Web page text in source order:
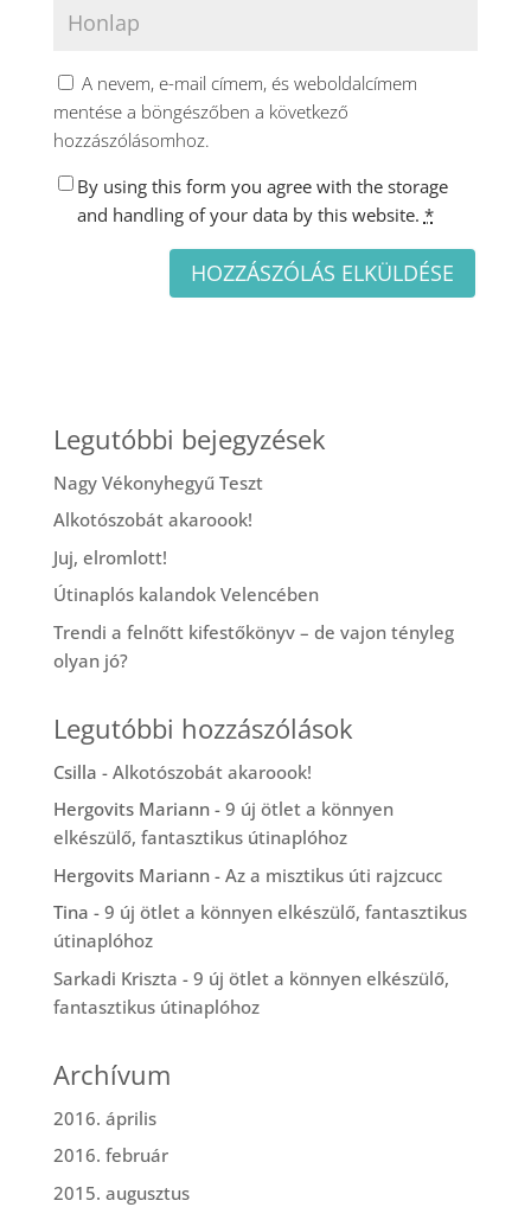
A nevem, e-mail címem, és weboldalcímem
mentése a böngészőben a következő
hozzászólásomhoz.
By using this form you agree with the storage
and handling of your data by this website. *
Legutóbbi bejegyzések
Nagy Vékonyhegyű Teszt
Alkotószobát akaroook!
Juj, elromlott!
Útinaplós kalandok Velencében
Trendi a felnőtt kifestőkönyv – de vajon tényleg
olyan jó?
Legutóbbi hozzászólások
Csilla - Alkotószobát akaroook!
Hergovits Mariann- 9 új ötlet a könnyen
elkészülő, fantasztikus útinaplóhoz
Hergovits Mariann- Az a misztikus úti rajzcucc
Tina - 9 új ötlet a könnyen elkészülő, fantasztikus
útinaplóhoz
Sarkadi Kriszta - 9 új ötlet a könnyen elkészülő,
fantasztikus útinaplóhoz
Archívum
2016. április
2016. február
2015. augusztus